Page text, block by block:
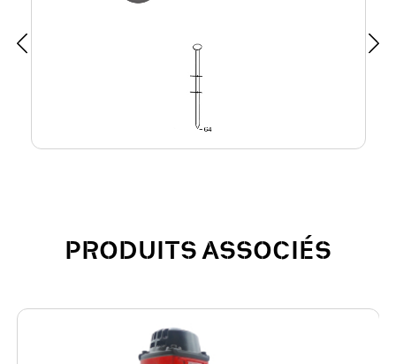
PRODUITS ASSOCIÉS